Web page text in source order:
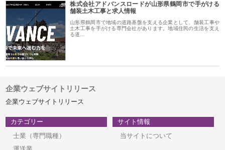
株式会社アドバンスロードが山形県鶴岡市で手がける
舗装土木工事と求人情報
山形県鶴岡市で地域の道路基盤を支える企業として、舗装工事や
土木工事を手がける専門会社があります。地域住民の生活を支え
る道…
企業ウェブサイトリリース
企業ウェブサイトリリース
カテゴリー
士業（専門職種）
サイト情報
当サイトについて